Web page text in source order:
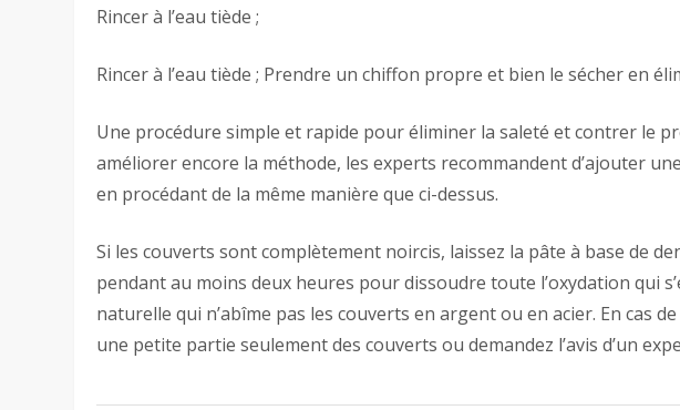
Rincer à l’eau tiède ;
Rincer à l’eau tiède ; Prendre un chiffon propre et bien le sécher en
Une procédure simple et rapide pour éliminer la saleté et contrer le
améliorer encore la méthode, les experts recommandent d’ajouter
en procédant de la même manière que ci-dessus.
Si les couverts sont complètement noircis, laissez la pâte à base de
pendant au moins deux heures pour dissoudre toute l’oxydation qui
naturelle qui n’abîme pas les couverts en argent ou en acier. En cas
une petite partie seulement des couverts ou demandez l’avis d’un